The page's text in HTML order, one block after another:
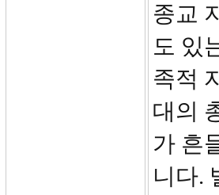
종교
도 있
족적
대의
가 흔
니다.